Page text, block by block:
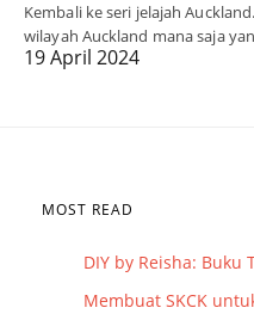
Kembali ke seri jelajah
wilayah Auckland mana saja
19 April 2024
MOST READ
DIY by Reisha: Buku
Membuat SKCK